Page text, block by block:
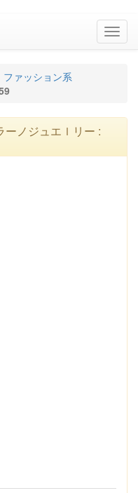
ファッション系
ーノジュエｌリー :